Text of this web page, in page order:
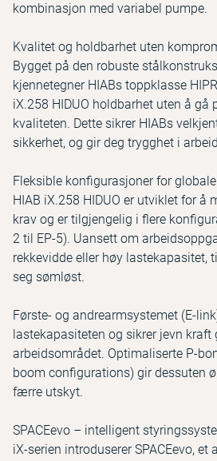
kombinasjon med variabel pumpe.
Kvalitet og holdbarhet uten
Bygget på den robuste
kjennetegner HIABs toppklasse
iX.258 HIDUO holdbarhet uten å gå
kvaliteten. Dette sikrer HIABs
sikkerhet, og gir deg trygghet i
Fleksible konfigurasjoner for
HIAB iX.258 HIDUO er utviklet for å
krav og er tilgjengelig i flere
2 til EP-5). Uansett om
rekkevidde eller høy lastekapasitet,
seg sømløst.
Første- og andrearmsystemet (E-
lastekapasiteten og sikrer jevn kraft
arbeidsområdet. Optimaliserte P-
boom configurations) gir dessuten
færre utskyt.
SPACEevo – intelligent
iX-serien introduserer SPACEevo, et